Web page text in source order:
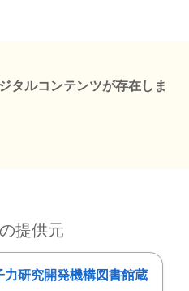
タルコンテンツが存在しま
提供元
力研究開発機構図書館蔵